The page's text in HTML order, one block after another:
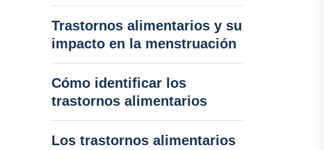
Trastornos alimentarios y su
impacto en la menstruación
Cómo identificar los
trastornos alimentarios
Los trastornos alimentarios